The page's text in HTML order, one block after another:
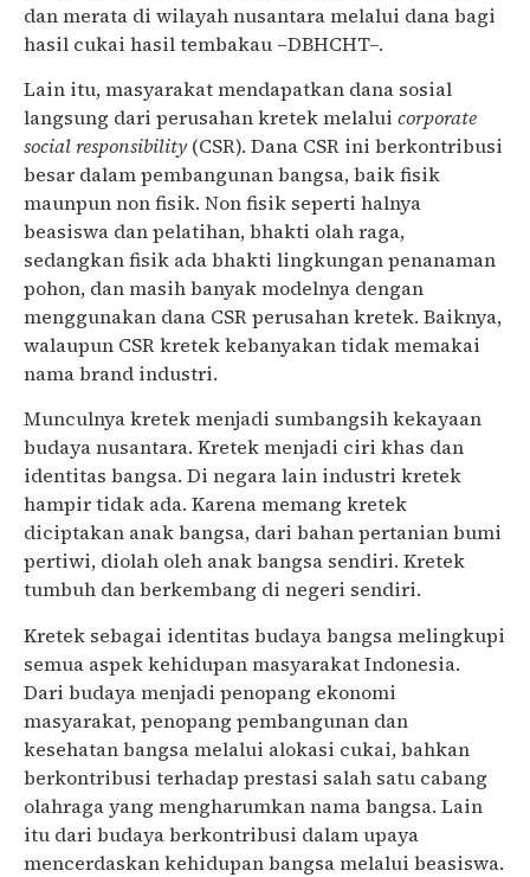
dan merata di wilayah nusantara melalui dana bagi
hasil cukai hasil tembakau –DBHCHT–.
Lain itu, masyarakat mendapatkan dana sosial
langsung dari perusahan kretek melalui corporate
social responsibility(CSR). Dana CSR ini berkontribusi
besar dalam pembangunan bangsa, baik fisik
maunpun non fisik. Non fisik seperti halnya
beasiswa dan pelatihan, bhakti olah raga,
sedangkan fisik ada bhakti lingkungan penanaman
pohon, dan masih banyak modelnya dengan
menggunakan dana CSR perusahan kretek. Baiknya,
walaupun CSR kretek kebanyakan tidak memakai
nama brand industri.
Munculnya kretek menjadi sumbangsih kekayaan
budaya nusantara. Kretek menjadi ciri khas dan
identitas bangsa. Di negara lain industri kretek
hampir tidak ada. Karena memang kretek
diciptakan anak bangsa, dari bahan pertanian bumi
pertiwi, diolah oleh anak bangsa sendiri. Kretek
tumbuh dan berkembang di negeri sendiri.
Kretek sebagai identitas budaya bangsa melingkupi
semua aspek kehidupan masyarakat Indonesia.
Dari budaya menjadi penopang ekonomi
masyarakat, penopang pembangunan dan
kesehatan bangsa melalui alokasi cukai, bahkan
berkontribusi terhadap prestasi salah satu cabang
olahraga yang mengharumkan nama bangsa. Lain
itu dari budaya berkontribusi dalam upaya
mencerdaskan kehidupan bangsa melalui beasiswa.